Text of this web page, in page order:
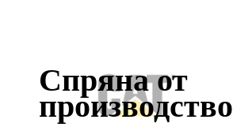
Спряна от
производство